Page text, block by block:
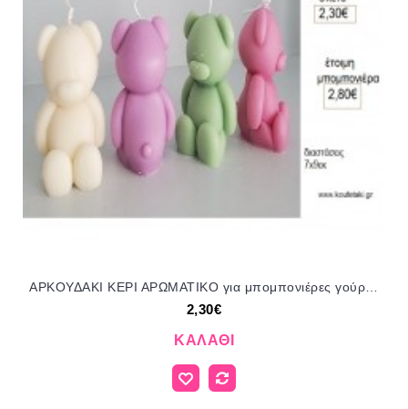
ΑΡΚΟΥΔΑΚΙ ΚΕΡΙ ΑΡΩΜΑΤΙΚΟ για μπομπονιέρες γούρι δώρο ΑΛ-1945/99150 2.30€!!!
2,30€
ΚΑΛΆΘΙ